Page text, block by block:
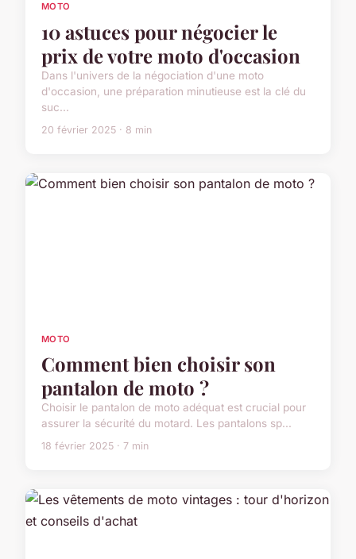
MOTO
10 astuces pour négocier le
prix de votre moto d'occasion
Dans l'univers de la négociation d'une moto
d'occasion, une préparation minutieuse est la clé du
suc...
20 février 2025 · 8 min
MOTO
Comment bien choisir son
pantalon de moto ?
Choisir le pantalon de moto adéquat est crucial pour
assurer la sécurité du motard. Les pantalons sp...
18 février 2025 · 7 min